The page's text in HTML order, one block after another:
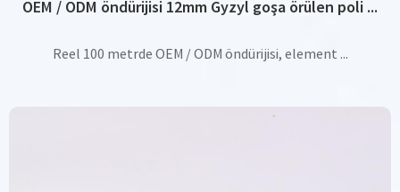
OEM / ODM öndürijisi 12mm Gyzyl goşa örülen poli ...
Reel 100 metrde OEM / ODM öndürijisi, element ...